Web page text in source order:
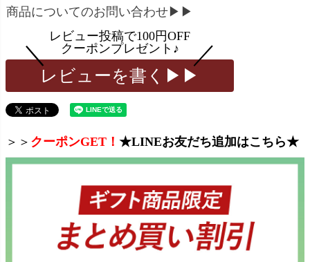
商品についてのお問い合わせ▶▶
レビューを書く▶▶
＞＞ クーポンGET！ ★LINEお友だち追加はこちら★